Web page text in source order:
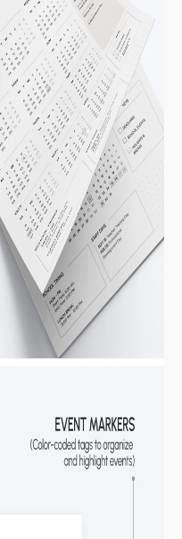
scolastici
facile
del personale
chiarezza
con altre
Docs e Microsoft
il calendario?
di testo secondo le tue
è gratuito?